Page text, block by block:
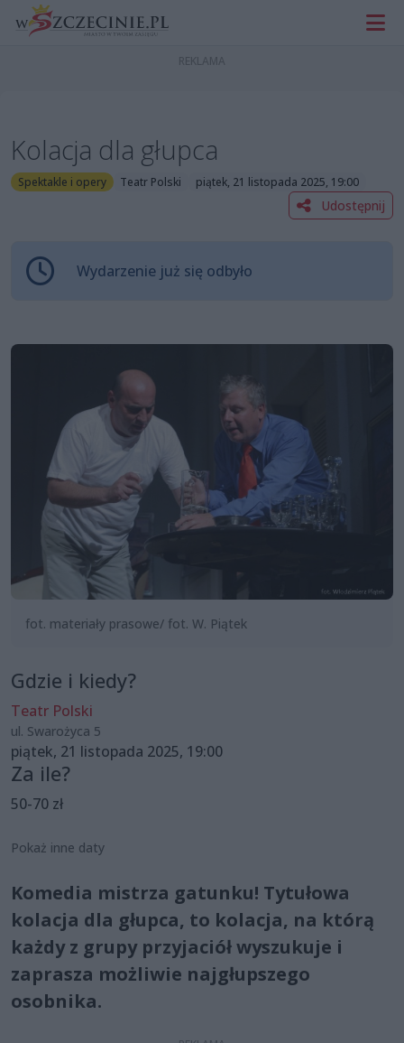
Kolacja dla głupca
Spektakle i opery Teatr Polski piątek, 21 listopada 2025, 19:00
Udostępnij
Wydarzenie już się odbyło
fot. materiały prasowe/ fot. W. Piątek
Gdzie i kiedy?
Teatr Polski
ul. Swarożyca 5
piątek, 21 listopada 2025, 19:00
Za ile?
50-70 zł
Pokaż inne daty
Komedia mistrza gatunku! Tytułowa
kolacja dla głupca, to kolacja, na którą
każdy z grupy przyjaciół wyszukuje i
zaprasza możliwie najgłupszego
osobnika.